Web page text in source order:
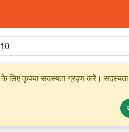
के लिए कृपया सदस्यता ग्रहण करें।